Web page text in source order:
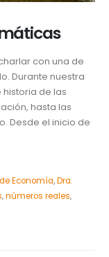
con una de
Durante nuestra
de las
hasta las
Desde el inicio de
Economía,Dra.
,números reales,